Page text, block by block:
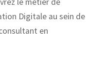
Digitale au sein de
en